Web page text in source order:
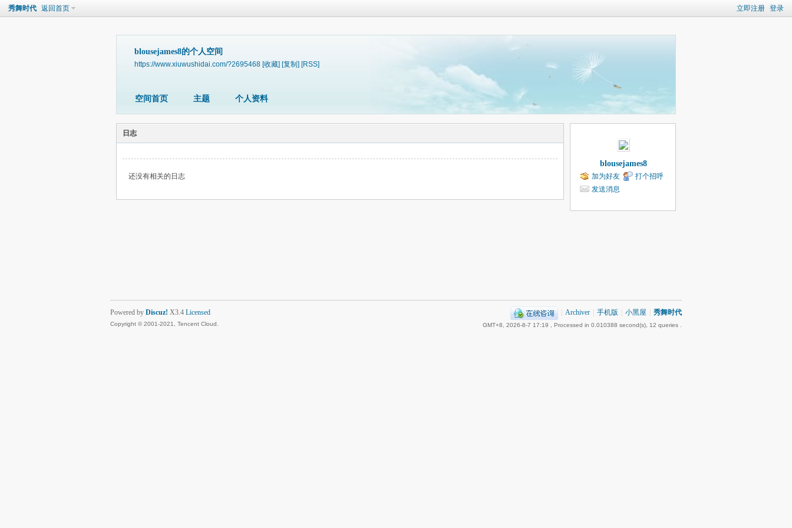
立即注册 登录
秀舞时代 返回首页
blousejames8的个人空间
https://www.xiuwushidai.com/?2695468 [收藏] [复制] [RSS]
空间首页 主题 个人资料
日志
还没有相关的日志
blousejames8
加为好友
打个招呼
发送消息
Archiver 手机版 小黑屋 秀舞时代
GMT+8, 2026-8-7 17:19 , Processed in 0.010388 second(s), 12 queries .
Powered by Discuz! X3.4 Licensed
Copyright © 2001-2021, Tencent Cloud.